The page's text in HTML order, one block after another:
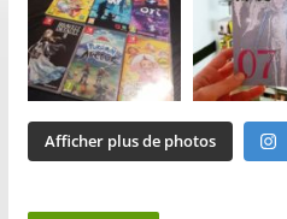
Afficher plus de photos